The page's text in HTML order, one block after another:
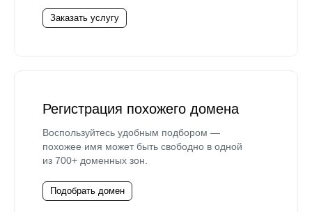
Заказать услугу
Регистрация похожего домена
Воспользуйтесь удобным подбором —
похожее имя может быть свободно в одной
из 700+ доменных зон.
Подобрать домен